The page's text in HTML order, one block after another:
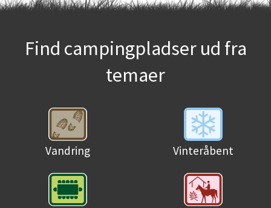
Find campingpladser ud fra
temaer
Vandring Vinteråbent